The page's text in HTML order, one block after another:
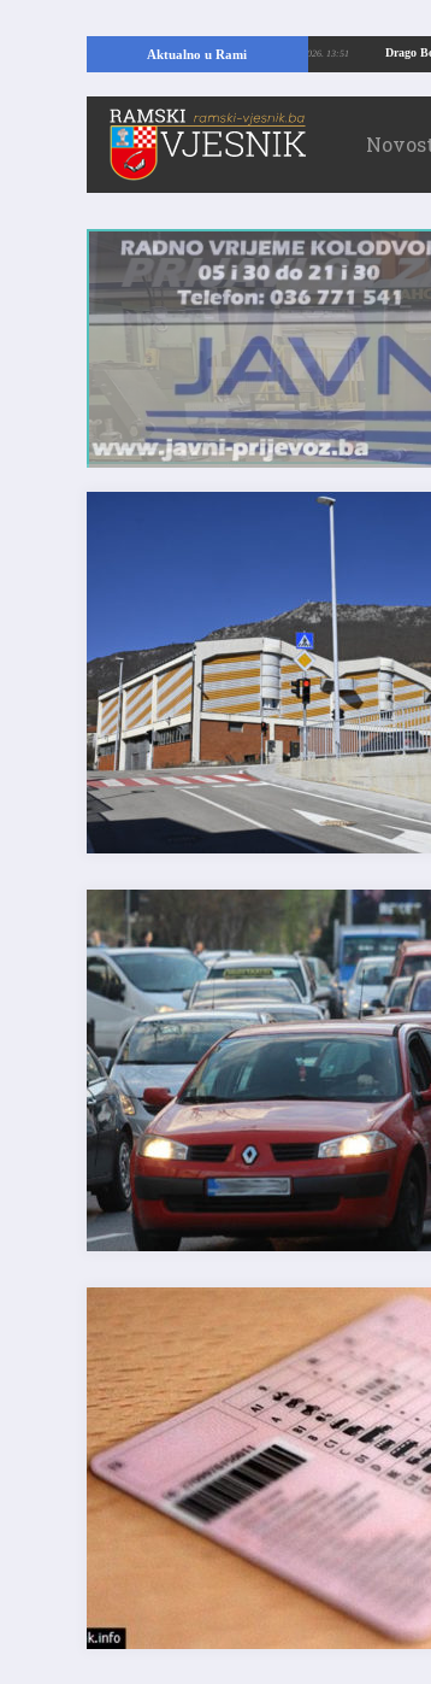
Aktualno u Rami
Kopajući temelje kuće, pronašao vrijedne arheološke ostatke 24.07.2026. 13:51